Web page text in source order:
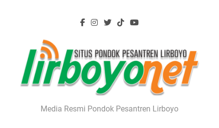
Lirboyo.net
Media Resmi Pondok Pesantren Lirboyo